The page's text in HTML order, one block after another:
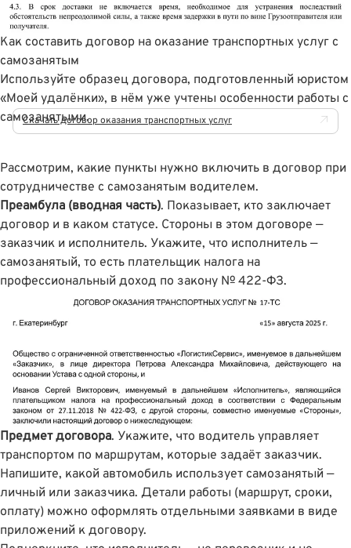
Как составить договор на оказание транспортных услуг с
самозанятым
Используйте образец договора, подготовленный юристом
«Моей удалёнки», в нём уже учтены особенности работы с
самозанятыми.
Скачать договор оказания транспортных услуг
Рассмотрим, какие пункты нужно включить в договор при
сотрудничестве с самозанятым водителем.
Преамбула (вводная часть). Показывает, кто заключает
договор и в каком статусе. Стороны в этом договоре —
заказчик и исполнитель. Укажите, что исполнитель —
самозанятый, то есть плательщик налога на
профессиональный доход по закону № 422-ФЗ.
Предмет договора. Укажите, что водитель управляет
транспортом по маршрутам, которые задаёт заказчик.
Напишите, какой автомобиль использует самозанятый —
личный или заказчика. Детали работы (маршрут, сроки,
оплату) можно оформлять отдельными заявками в виде
приложений к договору.